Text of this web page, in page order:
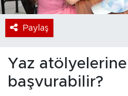
Paylaş
Yaz atölyelerine
başvurabilir?